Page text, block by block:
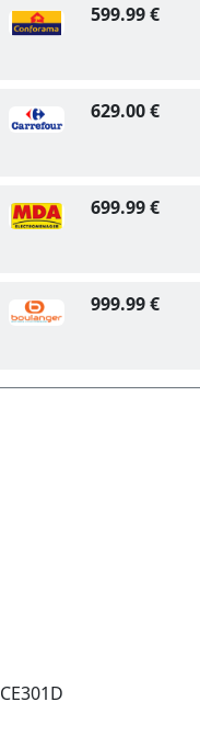
599.99 €
629.00 €
699.99 €
999.99 €